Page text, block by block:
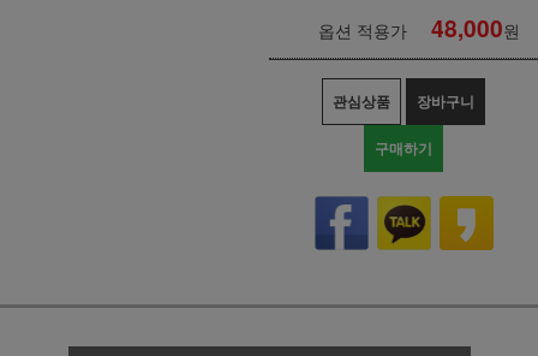
옵션 적용가 48,000원
관심상품 장바구니
구매하기